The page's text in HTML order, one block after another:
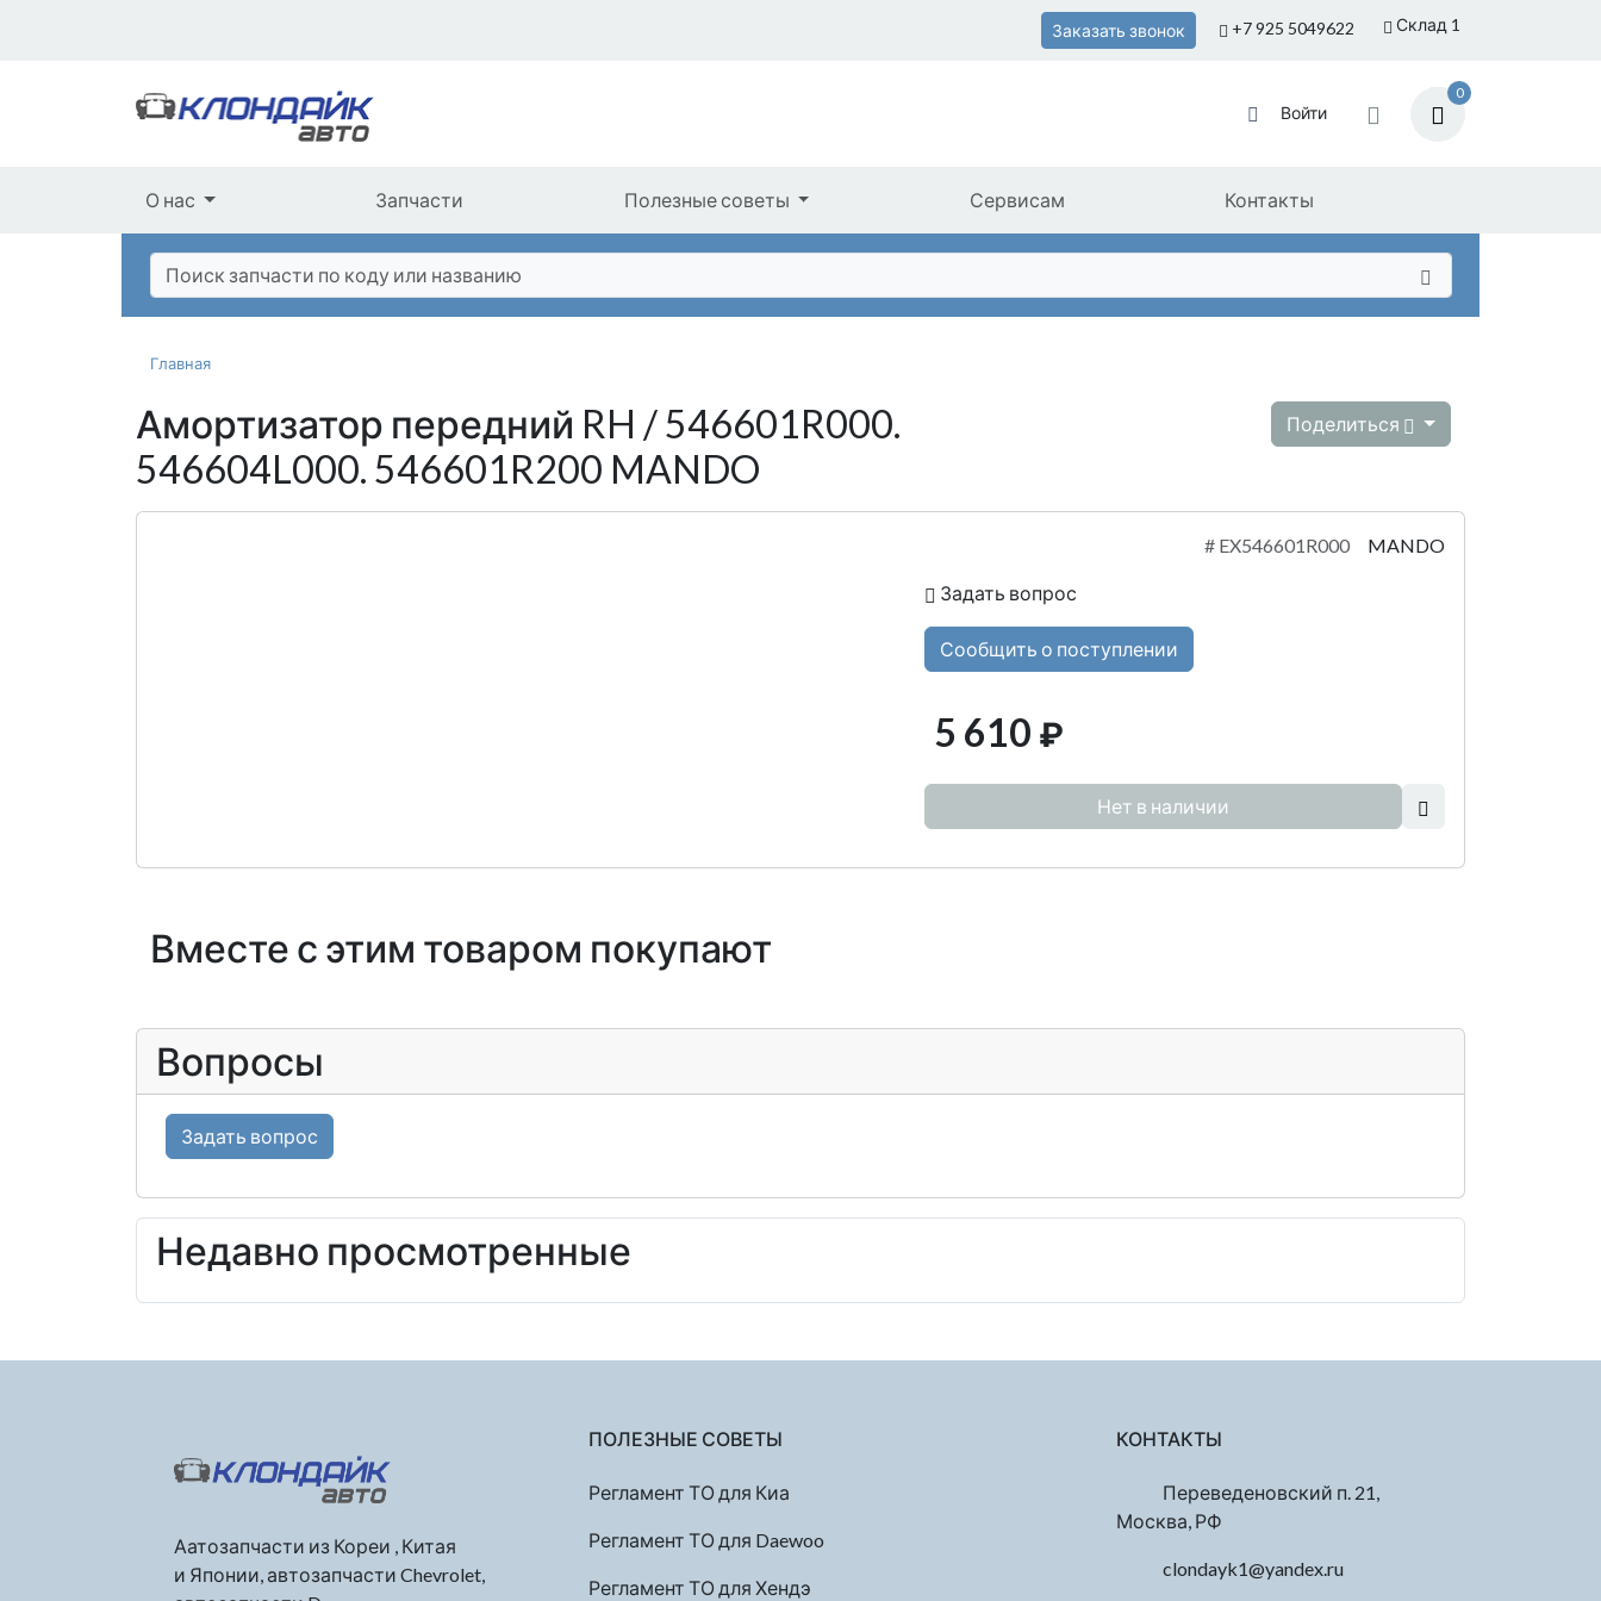
Склад 1
Заказать звонок +7 925 5049622
Войти
0
О нас Запчасти Полезные советы Сервисам Контакты
Главная
Амортизатор передний RH / 546601R000.
546604L000. 546601R200 MANDO
Поделиться
# EX546601R000 MANDO
Задать вопрос
Сообщить о поступлении
5 610 ₽
Нет в наличии
Вместе с этим товаром покупают
Вопросы
Задать вопрос
Недавно просмотренные
Аатозапчасти из Кореи , Китая
и Японии, автозапчасти Chevrolet,
ПОЛЕЗНЫЕ СОВЕТЫ
Регламент ТО для Киа
Регламент ТО для Daewoo
Регламент ТО для Хендэ
КОНТАКТЫ
Переведеновский п. 21,
Москва, РФ
clondayk1@yandex.ru